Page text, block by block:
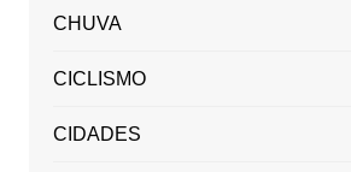
CHUVA
CICLISMO
CIDADES